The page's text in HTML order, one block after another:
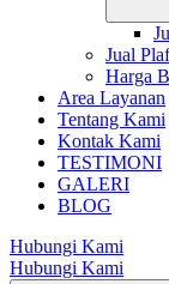
Jual
Harga
Area Layanan
Tentang Kami
Kontak Kami
TESTIMONI
GALERI
BLOG
Hubungi Kami
Hubungi Kami